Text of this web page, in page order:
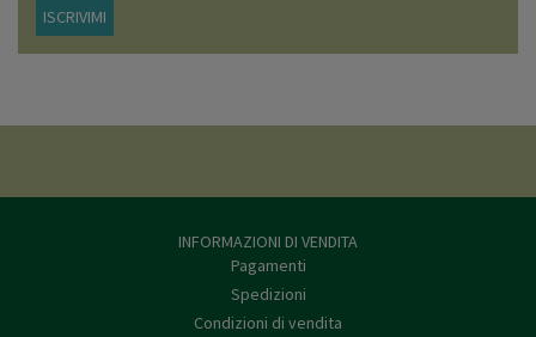
ISCRIVIMI
INFORMAZIONI DI VENDITA
Pagamenti
Spedizioni
Condizioni di vendita